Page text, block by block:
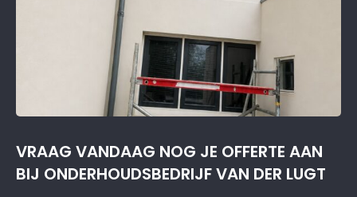
VRAAG VANDAAG NOG JE OFFERTE AAN
BIJ ONDERHOUDSBEDRIJF VAN DER LUGT